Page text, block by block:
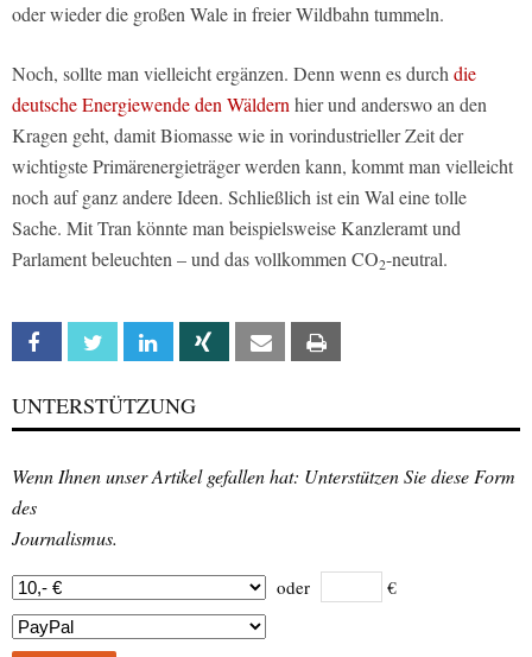
oder wieder die großen Wale in freier Wildbahn tummeln.
Noch, sollte man vielleicht ergänzen. Denn wenn es durchdie
deutsche Energiewende den Wäldernhier und anderswo an den
Kragen geht, damit Biomasse wie in vorindustrieller Zeit der
wichtigste Primärenergieträger werden kann, kommt man vielleicht
noch auf ganz andere Ideen. Schließlich ist ein Wal eine tolle
Sache. Mit Tran könnte man beispielsweise Kanzleramt und
Parlament beleuchten – und das vollkommen CO2-neutral.
Facebook Twitter Linkedin Xing Email
UNTERSTÜTZUNG
Wenn Ihnen unser Artikel gefallen hat: Unterstützen Sie diese Form
des
Journalismus.
oder €